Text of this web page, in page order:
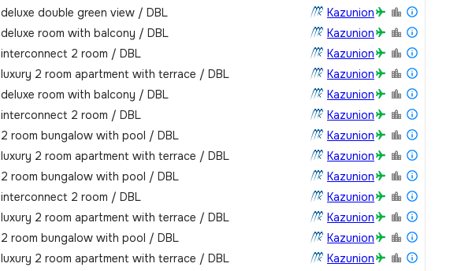
deluxe double green view / DBL
Kazunion
deluxe room with balcony / DBL
Kazunion
interconnect 2 room / DBL
Kazunion
luxury 2 room apartment with terrace / DBL
Kazunion
deluxe room with balcony / DBL
Kazunion
interconnect 2 room / DBL
Kazunion
2 room bungalow with pool / DBL
Kazunion
luxury 2 room apartment with terrace / DBL
Kazunion
2 room bungalow with pool / DBL
Kazunion
interconnect 2 room / DBL
Kazunion
luxury 2 room apartment with terrace / DBL
Kazunion
2 room bungalow with pool / DBL
Kazunion
luxury 2 room apartment with terrace / DBL
Kazunion